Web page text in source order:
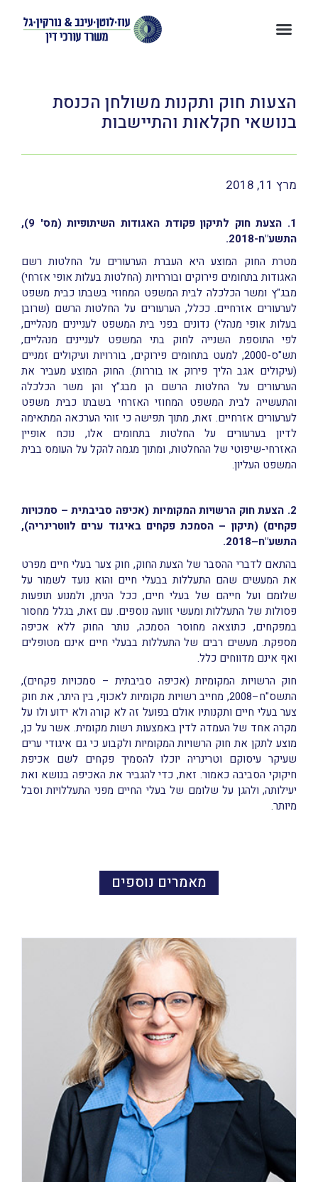
הצעות חוק ותקנות משולחן הכנסת
בנושאי חקלאות והתיישבות
מרץ 11, 2018
1. הצעת חוק לתיקון פקודת האגודות השיתופיות (מס' 9),
התשע"ח-2018.
מטרת החוק המוצע היא העברת הערעורים על החלטות רשם
האגודות בתחומים פירוקים ובוררויות (החלטות בעלות אופי אזרחי)
מבג"ץ ומשר הכלכלה לבית המשפט המחוזי בשבתו כבית משפט
לערעורים אזרחיים. ככלל, הערעורים על החלטות הרשם (שרובן
בעלות אופי מנהלי) נדונים בפני בית המשפט לעניינים מנהליים,
לפי התוספת השנייה לחוק בתי המשפט לעניינים מנהליים,
תש"ס-2000, למעט בתחומים פירוקים, בוררויות ועיקולים זמניים
(עיקולים אגב הליך פירוק או בוררות). החוק המוצע מעביר את
הערעורים על החלטות הרשם הן מבג"ץ והן משר הכלכלה
והתעשייה לבית המשפט המחוזי האזרחי בשבתו כבית משפט
לערעורים אזרחיים. זאת, מתוך תפישה כי זוהי הערכאה המתאימה
לדיון בערעורים על החלטות בתחומים אלו, נוכח אופיין
האזרחי-שיפוטי של ההחלטות, ומתוך מגמה להקל על העומס בבית
המשפט העליון.
2. הצעת חוק הרשויות המקומיות (אכיפה סביבתית – סמכויות
פקחים) (תיקון – הסמכת פקחים באיגוד ערים לווטרינריה),
התשע"ח–2018.
בהתאם לדברי ההסבר של הצעת החוק, חוק צער בעלי חיים מפרט
את המעשים שהם התעללות בבעלי חיים והוא נועד לשמור על
שלומם ועל חייהם של בעלי חיים, ככל הניתן, ולמנוע תופעות
פסולות של התעללות ומעשי זוועה נוספים. עם זאת, בגלל מחסור
במפקחים, כתוצאה מחוסר הסמכה, נותר החוק ללא אכיפה
מספקת. מעשים רבים של התעללות בבעלי חיים אינם מטופלים
ואף אינם מדווחים כלל.
חוק הרשויות המקומיות (אכיפה סביבתית – סמכויות פקחים),
התשס"ח–2008, מחייב רשויות מקומיות לאכוף, בין היתר, את חוק
צער בעלי חיים ותקנותיו אולם בפועל זה לא קורה ולא ידוע ולו על
מקרה אחד של העמדה לדין באמצעות רשות מקומית. אשר על כן,
מוצע לתקן את חוק הרשויות המקומיות ולקבוע כי גם איגודי ערים
שעיקר עיסוקם וטרינריה יוכלו להסמיך פקחים לשם אכיפת
חיקוקי הסביבה כאמור. זאת, כדי להגביר את האכיפה בנושא ואת
יעילותה, ולהגן על שלומם של בעלי החיים מפני התעללויות וסבל
מיותר.
מאמרים נוספים